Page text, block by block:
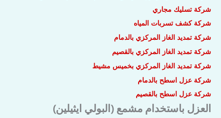
شركة تسليك مجاري
شركة كشف تسربات المياه
شركة تمديد الغاز المركزي بالدمام
شركة تمديد الغاز المركزي بالقصيم
شركة تمديد الغاز المركزي بخميس مشيط
شركة عزل اسطح بالدمام
شركة عزل اسطح بالقصيم
العزل باستخدام مشمع (البولي ايثيلين)